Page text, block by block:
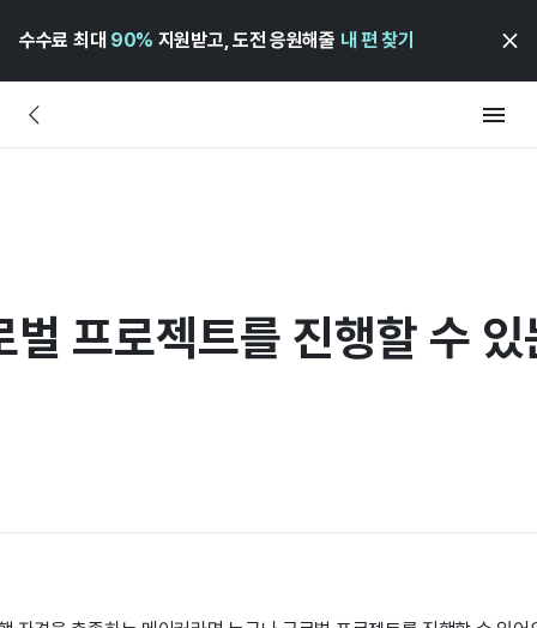
수수료 최대 90% 지원받고, 도전 응원해줄 내 편 찾기
프로젝트를 진행할 수